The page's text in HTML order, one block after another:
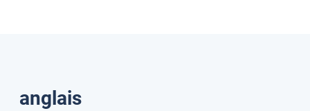
Traductions
anglais